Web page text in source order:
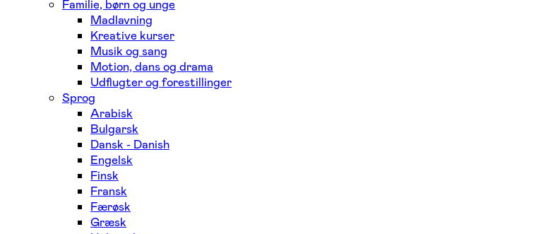
Familie, børn og unge
Madlavning
Kreative kurser
Musik og sang
Motion, dans og drama
Udflugter og forestillinger
Sprog
Arabisk
Bulgarsk
Dansk - Danish
Engelsk
Finsk
Fransk
Færøsk
Græsk